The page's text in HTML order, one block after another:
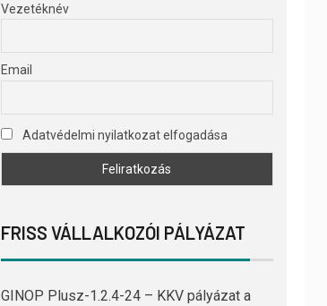
Vezetéknév
Email
Adatvédelmi nyilatkozat elfogadása
FRISS VÁLLALKOZÓI PÁLYÁZAT
GINOP Plusz-1.2.4-24 – KKV pályázat a